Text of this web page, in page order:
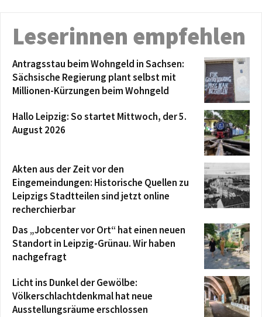
Leserinnen empfehlen
Antragsstau beim Wohngeld in Sachsen:
Sächsische Regierung plant selbst mit
Millionen-Kürzungen beim Wohngeld
Hallo Leipzig: So startet Mittwoch, der 5.
August 2026
Akten aus der Zeit vor den
Eingemeindungen: Historische Quellen zu
Leipzigs Stadtteilen sind jetzt online
recherchierbar
Das „Jobcenter vor Ort“ hat einen neuen
Standort in Leipzig-Grünau. Wir haben
nachgefragt
Licht ins Dunkel der Gewölbe:
Völkerschlachtdenkmal hat neue
Ausstellungsräume erschlossen